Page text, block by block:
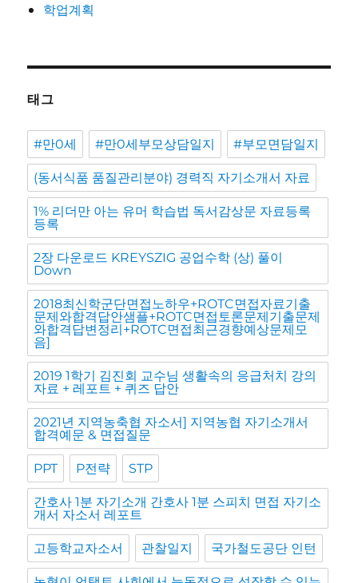
학업계획
태그
#만0세 #만0세부모상담일지 #부모면담일지
(동서식품 품질관리분야) 경력직 자기소개서 자료
1% 리더만 아는 유머 학습법 독서감상문 자료등록
등록
2장 다운로드 KREYSZIG 공업수학 (상) 풀이
Down
2018최신학군단면접노하우+ROTC면접자료기출
문제와합격답안샘플+ROTC면접토론문제기출문제
와합격답변정리+ROTC면접최근경향예상문제모
음]
2019 1학기 김진회 교수님 생활속의 응급처치 강의
자료 + 레포트 + 퀴즈 답안
2021년 지역농축협 자소서] 지역농협 자기소개서
합격예문 & 면접질문
PPT P전략 STP
간호사 1분 자기소개 간호사 1분 스피치 면접 자기소
개서 자소서 레포트
고등학교자소서 관찰일지 국가철도공단 인턴